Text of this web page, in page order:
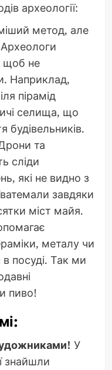
археології:
метод, але
не
Наприклад,
пірамід
селища, що
будівельників.
та
сліди
які не видно з
завдяки
міст майя.
металу чи
посуді. Так ми
пиво!
У
знайшли